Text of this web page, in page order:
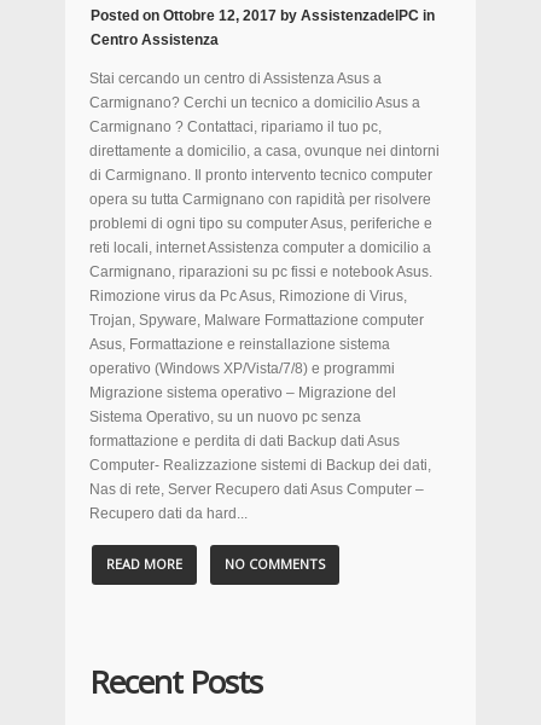
Posted on Ottobre 12, 2017 by AssistenzadelPC in
Centro Assistenza
Stai cercando un centro di Assistenza Asus a
Carmignano? Cerchi un tecnico a domicilio Asus a
Carmignano ? Contattaci, ripariamo il tuo pc,
direttamente a domicilio, a casa, ovunque nei dintorni
di Carmignano. Il pronto intervento tecnico computer
opera su tutta Carmignano con rapidità per risolvere
problemi di ogni tipo su computer Asus, periferiche e
reti locali, internet Assistenza computer a domicilio a
Carmignano, riparazioni su pc fissi e notebook Asus.
Rimozione virus da Pc Asus, Rimozione di Virus,
Trojan, Spyware, Malware Formattazione computer
Asus, Formattazione e reinstallazione sistema
operativo (Windows XP/Vista/7/8) e programmi
Migrazione sistema operativo – Migrazione del
Sistema Operativo, su un nuovo pc senza
formattazione e perdita di dati Backup dati Asus
Computer- Realizzazione sistemi di Backup dei dati,
Nas di rete, Server Recupero dati Asus Computer –
Recupero dati da hard...
READ MORE NO COMMENTS
Recent Posts